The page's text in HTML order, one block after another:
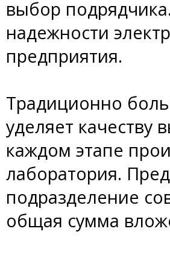
выбор
надежности
предприятия.
Традиционно
уделяет качеству
каждом этапе
лаборатория.
подразделение
общая сумма